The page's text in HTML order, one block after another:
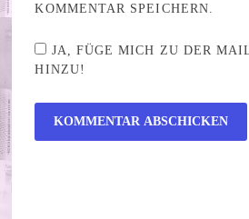
KOMMENTAR SPEICHERN.
JA, FÜGE MICH ZU DER
HINZU!